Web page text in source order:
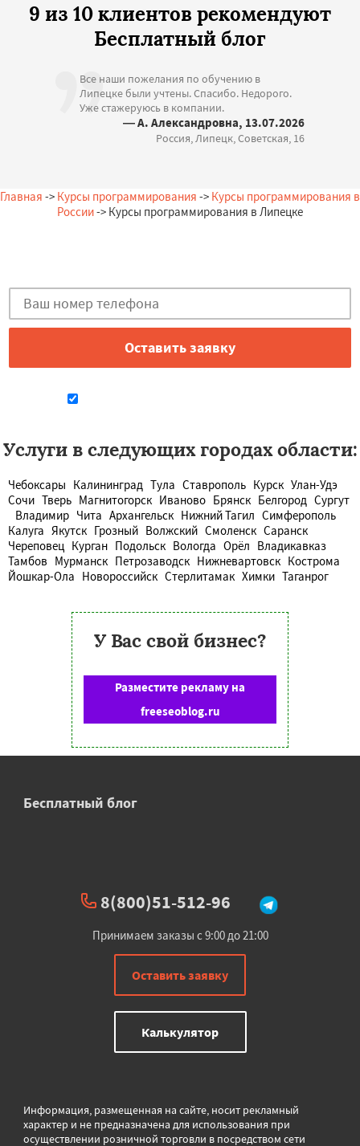
9 из 10 клиентов рекомендуют
Бесплатный блог
Все наши пожелания по обучению в
Липецке были учтены. Спасибо. Недорого.
Уже стажеруюсь в компании.
— А. Александровна, 13.07.2026
Россия, Липецк, Советская, 16
Главная -> Курсы программирования -> Курсы программирования в
России-> Курсы программирования в Липецке
Услуги в следующих городах области:
Чебоксары Калининград Тула Ставрополь Курск Улан-Удэ
Сочи Тверь Магнитогорск Иваново Брянск Белгород Сургут
Владимир Чита Архангельск Нижний Тагил Симферополь
Калуга Якутск Грозный Волжский Смоленск Саранск
Череповец Курган Подольск Вологда Орёл Владикавказ
Тамбов Мурманск Петрозаводск Нижневартовск Кострома
Йошкар-Ола Новороссийск Стерлитамак Химки Таганрог
У Вас свой бизнес?
Разместите рекламу на
freeseoblog.ru
Бесплатный блог
8(800)51-512-96
Принимаем заказы с 9:00 до 21:00
Оставить заявку
Калькулятор
Информация, размещенная на сайте, носит рекламный
характер и не предназначена для использования при
осуществлении розничной торговли в посредством сети